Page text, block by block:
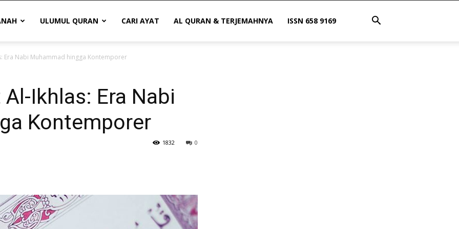
ULUMUL QURAN CARI AYAT AL QURAN & TERJEMAHNYA ISSN 658 9169
Era Nabi Muhammad hingga Kontemporer
Ikhlas: Era Nabi
Kontemporer
0
1832